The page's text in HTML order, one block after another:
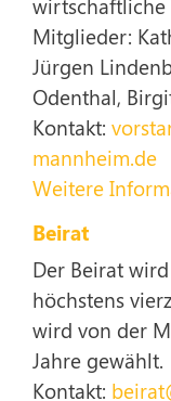
Mitglieder:
Jürgen
Odenthal,
Kontakt:
mannheim.de
Weitere
Beirat
Der Beirat
höchstens
wird von der
Jahre gewählt.
Kontakt: